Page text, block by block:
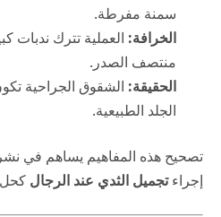
سمنة مفرطة.
الخرافة: العملية تترك ندبات
منتصف الصدر.
الحقيقة: الشقوق الجراحية
الجلد الطبيعية.
تصحيح هذه المفاهيم يساهم في
إجراءتجميل الثدي عند الرجال